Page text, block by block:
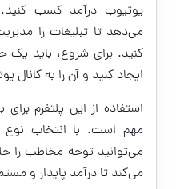
یوتیوب درآمد کسب
می‌دهد تا تبلیغات را
کنید. برای شروع، باید
ایجاد کنید و آن را به
استفاده از این پلتفرم
مهم است. با انتخاب نوع
می‌توانید توجه مخاطب را
می‌کند تا درآمد پایدار و